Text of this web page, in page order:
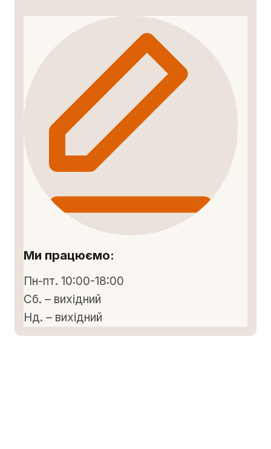
Ми працюємо:
Пн-пт. 10:00-18:00
Сб. – вихідний
Нд. – вихідний